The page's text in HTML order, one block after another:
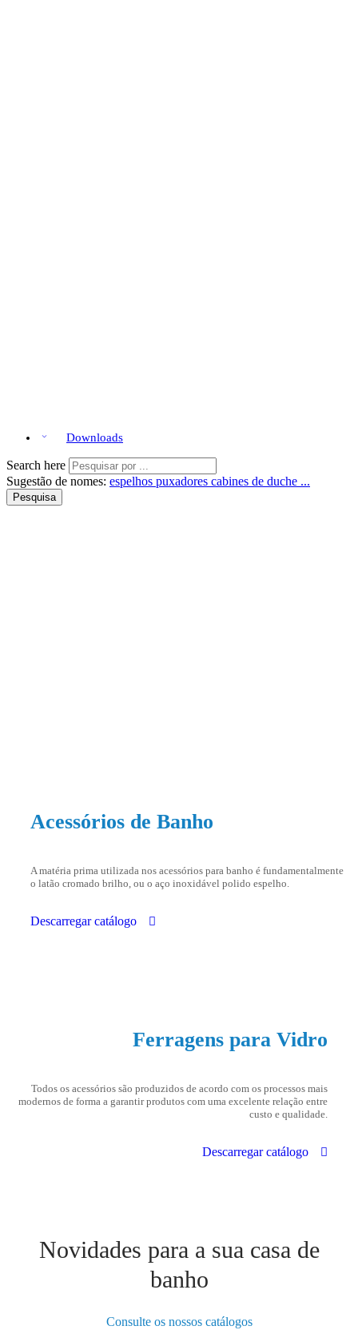
Downloads
Search here
Sugestão de nomes: espelhos puxadores cabines de duche ...
Pesquisa
Acessórios de Banho
A matéria prima utilizada nos acessórios para banho é fundamentalmente
o latão cromado brilho, ou o aço inoxidável polido espelho.
Descarregar catálogo
Ferragens para Vidro
Todos os acessórios são produzidos de acordo com os processos mais
modernos de forma a garantir produtos com uma excelente relação entre
custo e qualidade.
Descarregar catálogo
Novidades para a sua casa de
banho
Consulte os nossos catálogos